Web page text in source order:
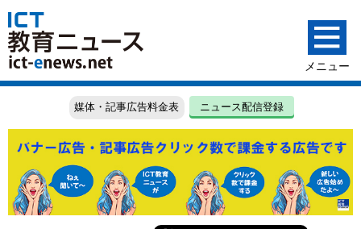
媒体・記事広告料金表 ニュース配信登録